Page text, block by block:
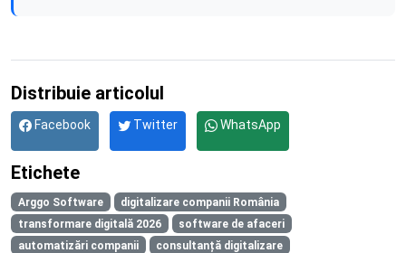
Distribuie articolul
Facebook Twitter WhatsApp
Etichete
Arggo Software
digitalizare companii România
transformare digitală 2026
software de afaceri
automatizări companii
consultanță digitalizare